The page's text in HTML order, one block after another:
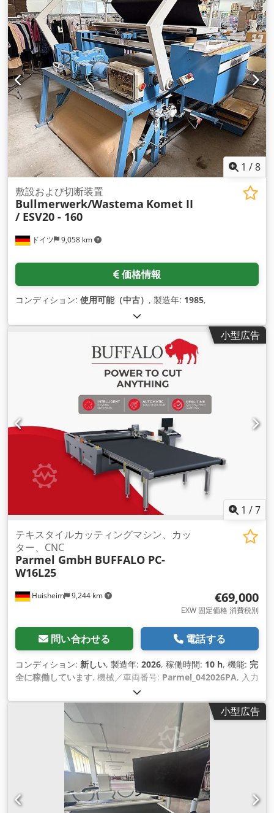
1 /8
ドイツ 9,058 km
敷設および切断装置
Bullmerwerk/Wastema Komet II
/ ESV20 - 160
価格情報
コンディション: 使用可能（中古） , 製造年: 1985,
小型広告
1 /7
Huisheim 9,244 km
テキスタイルカッティングマシン、カッ
ター、CNC
Parmel GmbH BUFFALO PC-
W16L25
€69,000
EXW 固定価格 消費税別
問い合わせる 電話する
コンディション: 新しい, 製造年: 2026, 稼働時間: 10 h, 機能: 完
全に稼働しています, 機械／車両番号: Parmel_042026PA, 入力
2,504 mm
400 V, Y軸送り長さ:2,500 mm, 作業幅:1,800 mm, 全高:
, 繰返し精度: , 最大切断幅: 1,600 mm, 切
50 mm , 圧縮空気接続:4 バー
小型広告